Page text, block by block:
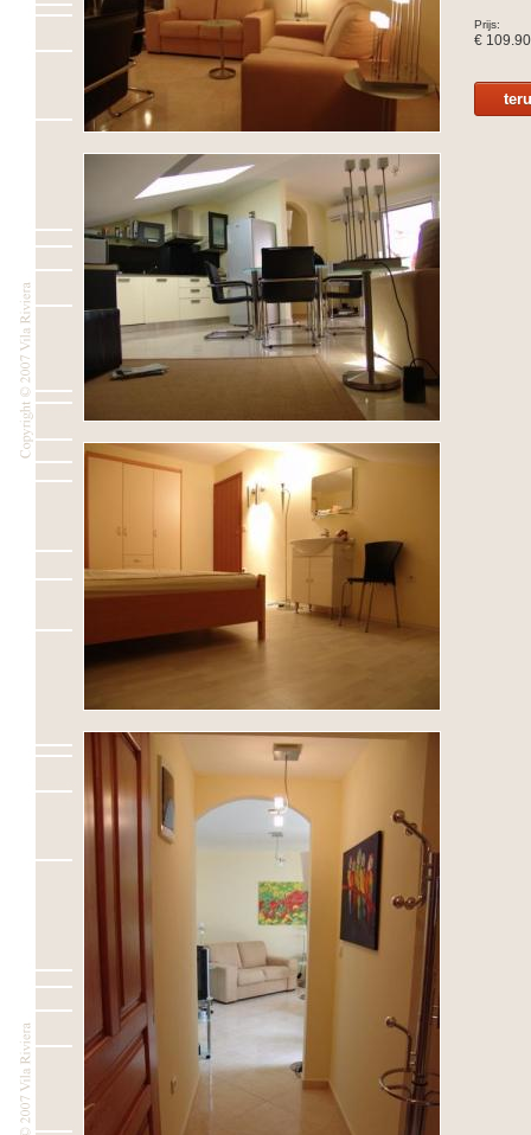
Prijs:
€